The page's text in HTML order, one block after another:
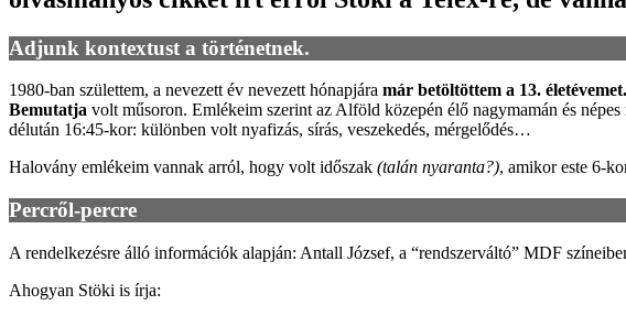
Adjunk kontextust a történetnek.
1980-ban születtem, a nevezett év nevezett hónapjára már betöltöttem a 13. életévemet.
Bemutatja volt műsoron. Emlékeim szerint az Alföld közepén élő nagymamán és
délután 16:45-kor: különben volt nyafizás, sírás, veszekedés, mérgelődés…
Halovány emlékeim vannak arról, hogy volt időszak (talán nyaranta?), amikor este 6-
Percről-percre
A rendelkezésre álló információk alapján: Antall József, a “rendszerváltó” MDF
Ahogyan Stöki is írja: